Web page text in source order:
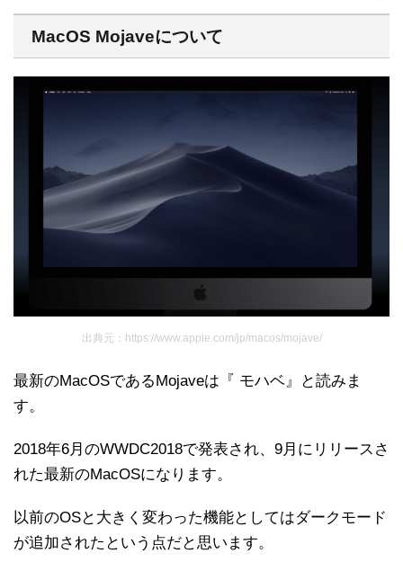
MacOS Mojaveについて
出典元：https://www.apple.com/jp/macos/mojave/
最新のMacOSであるMojaveは『 モハベ』と読みま
す。
2018年6月のWWDC2018で発表され、9月にリリースさ
れた最新のMacOSになります。
以前のOSと大きく変わった機能としてはダークモード
が追加されたという点だと思います。